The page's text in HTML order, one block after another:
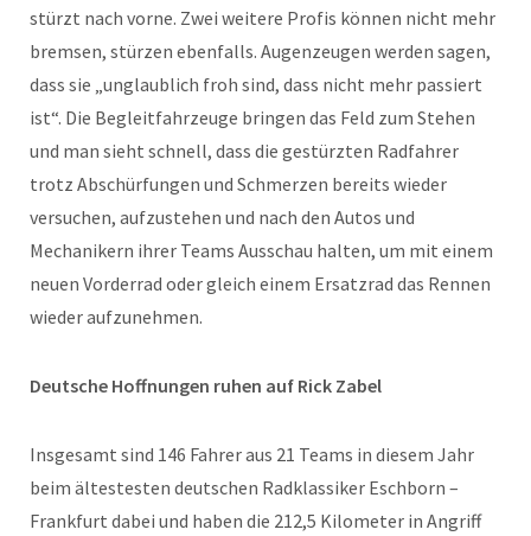
stürzt nach vorne. Zwei weitere Profis können nicht mehr
bremsen, stürzen ebenfalls. Augenzeugen werden sagen,
dass sie „unglaublich froh sind, dass nicht mehr passiert
ist“. Die Begleitfahrzeuge bringen das Feld zum Stehen
und man sieht schnell, dass die gestürzten Radfahrer
trotz Abschürfungen und Schmerzen bereits wieder
versuchen, aufzustehen und nach den Autos und
Mechanikern ihrer Teams Ausschau halten, um mit einem
neuen Vorderrad oder gleich einem Ersatzrad das Rennen
wieder aufzunehmen.
Deutsche Hoffnungen ruhen auf Rick Zabel
Insgesamt sind 146 Fahrer aus 21 Teams in diesem Jahr
beim ältestesten deutschen Radklassiker Eschborn –
Frankfurt dabei und haben die 212,5 Kilometer in Angriff